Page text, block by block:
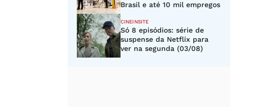
Brasil e até 10 mil empregos
CINEINSITE
Só 8 episódios: série de
suspense da Netflix para
ver na segunda (03/08)